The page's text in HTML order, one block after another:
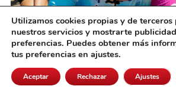
Rubén y Mario García Galán
a Castilla-La Mancha Leader en
agosto 6, 2026
Utilizamos cookies propias y de
nuestros servicios y mostrarte
preferencias. Puedes obtener más
tus preferencias en ajustes.
Aceptar Rechazar Ajustes